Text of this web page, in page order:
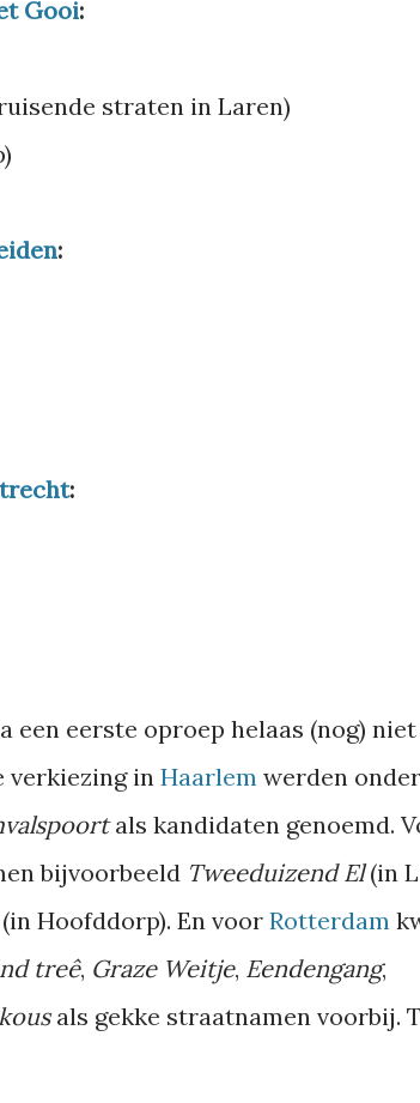
Gooi:
straten in Laren)
:
:
een eerste oproep helaas (nog)
verkiezing in Haarlem werden
als kandidaten genoemd.
bijvoorbeeld Tweeduizend El(in
(in Hoofddorp). En voor Rotterdam
treê, Graze Weitje, Eendengang,
als gekke straatnamen voorbij.